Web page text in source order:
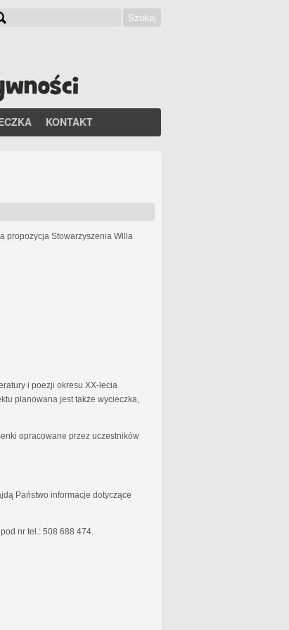
KONTAKT
propozycja Stowarzyszenia Willa
i poezji okresu XX-lecia
planowana jest także wycieczka,
opracowane przez uczestników
Państwo informacje dotyczące
nr tel.: 508 688 474.